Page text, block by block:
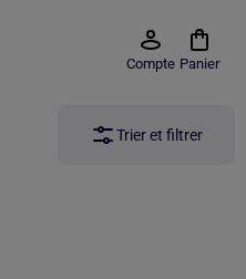
Compte Panier
Trier et filtrer